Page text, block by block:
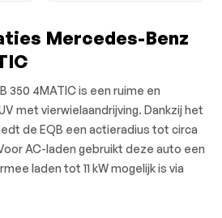
Mercedes-Benz
350 4MATIC is een ruime en
met vierwielaandrijving. Dankzij het
de EQB een actieradius tot circa
AC-laden gebruikt deze auto een
laden tot 11 kW mogelijk is via